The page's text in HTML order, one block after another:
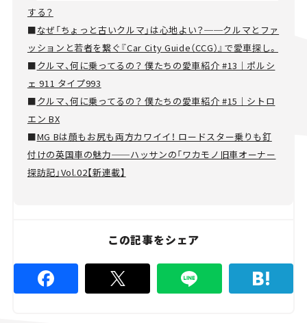
する？
■なぜ「ちょっと古いクルマ」は心地よい？──クルマとファ
ッションと若者を繋ぐ『Car City Guide（CCG）』で愛車探し。
■クルマ、何に乗ってるの？ 僕たちの愛車紹介 #13｜ポルシ
ェ 911 タイプ993
■クルマ、何に乗ってるの？ 僕たちの愛車紹介 #15｜シトロ
エン BX
■MG Bは顔もお尻も両方カワイイ！ ロードスター乗りも釘
付けの英国車の魅力──ハッサンの「ワカモノ旧車オーナー
探訪記」Vol.02【新連載】
この記事をシェア